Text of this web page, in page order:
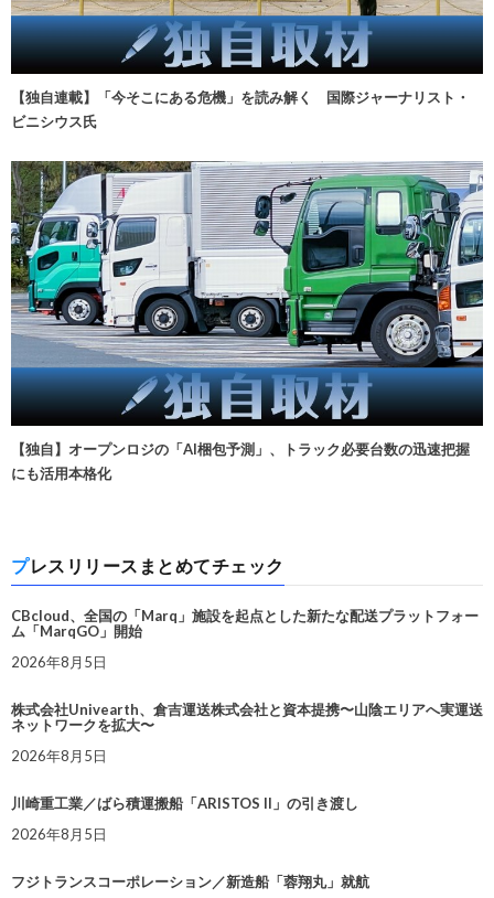
【独自連載】「今そこにある危機」を読み解く 国際ジャーナリスト・
ビニシウス氏
【独自】オープンロジの「AI梱包予測」、トラック必要台数の迅速把握
にも活用本格化
プレスリリースまとめてチェック
CBcloud、全国の「Marq」施設を起点とした新たな配送プラットフォー
ム「MarqGO」開始
2026年8月5日
株式会社Univearth、倉吉運送株式会社と資本提携〜山陰エリアへ実運送
ネットワークを拡大〜
2026年8月5日
川崎重工業／ばら積運搬船「ARISTOS II」の引き渡し
2026年8月5日
フジトランスコーポレーション／新造船「蓉翔丸」就航